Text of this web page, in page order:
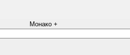
Монако +